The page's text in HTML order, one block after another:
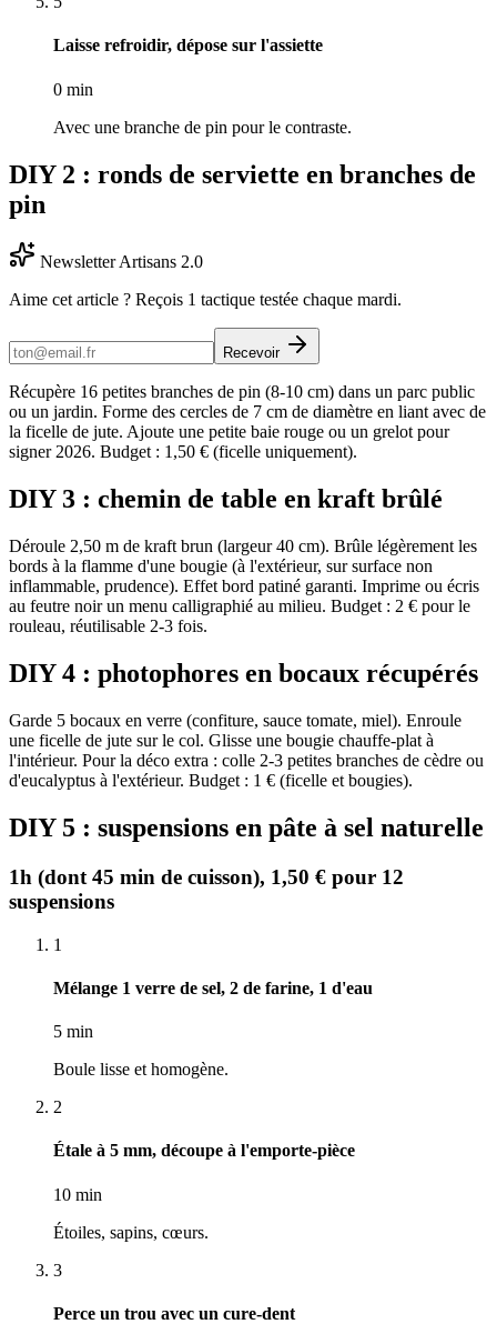
Laisse refroidir, dépose sur l'assiette
0 min
Avec une branche de pin pour le contraste.
DIY 2 : ronds de serviette en branches de
pin
Newsletter Artisans 2.0
Aime cet article ? Reçois 1 tactique testée chaque mardi.
Recevoir
Récupère 16 petites branches de pin (8-10 cm) dans un parc public
ou un jardin. Forme des cercles de 7 cm de diamètre en liant avec de
la ficelle de jute. Ajoute une petite baie rouge ou un grelot pour
signer 2026. Budget : 1,50 € (ficelle uniquement).
DIY 3 : chemin de table en kraft brûlé
Déroule 2,50 m de kraft brun (largeur 40 cm). Brûle légèrement les
bords à la flamme d'une bougie (à l'extérieur, sur surface non
inflammable, prudence). Effet bord patiné garanti. Imprime ou écris
au feutre noir un menu calligraphié au milieu. Budget : 2 € pour le
rouleau, réutilisable 2-3 fois.
DIY 4 : photophores en bocaux récupérés
Garde 5 bocaux en verre (confiture, sauce tomate, miel). Enroule
une ficelle de jute sur le col. Glisse une bougie chauffe-plat à
l'intérieur. Pour la déco extra : colle 2-3 petites branches de cèdre ou
d'eucalyptus à l'extérieur. Budget : 1 € (ficelle et bougies).
DIY 5 : suspensions en pâte à sel naturelle
1h (dont 45 min de cuisson), 1,50 € pour 12
suspensions
1
Mélange 1 verre de sel, 2 de farine, 1 d'eau
5 min
Boule lisse et homogène.
2
Étale à 5 mm, découpe à l'emporte-pièce
10 min
Étoiles, sapins, cœurs.
3
Perce un trou avec un cure-dent